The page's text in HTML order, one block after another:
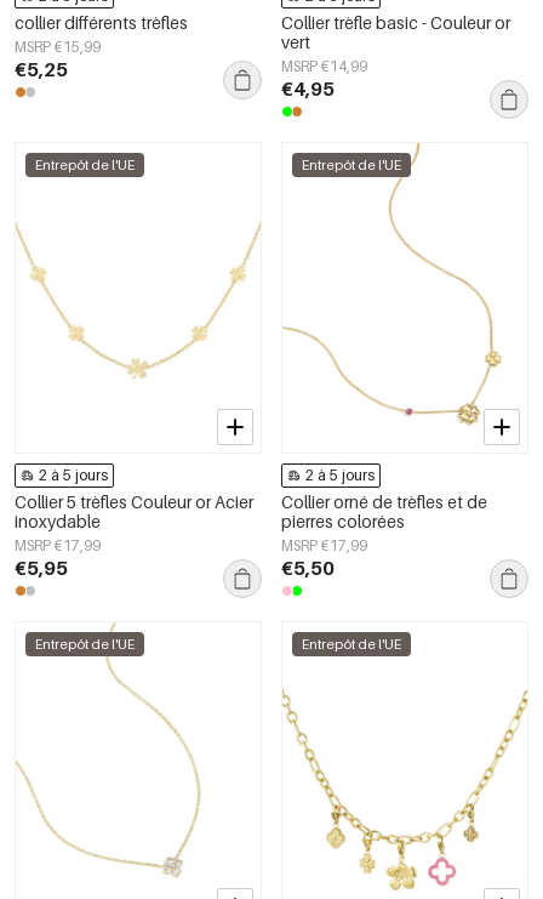
collier différents trèfles
MSRP €15,99
€5,25
Collier trèfle basic - Couleur or
vert
MSRP €14,99
€4,95
Entrepôt de l'UE
2 à 5 jours
Collier 5 trèfles Couleur or Acier
inoxydable
MSRP €17,99
€5,95
Entrepôt de l'UE
2 à 5 jours
Collier orné de trèfles et de
pierres colorées
MSRP €17,99
€5,50
Entrepôt de l'UE Entrepôt de l'UE